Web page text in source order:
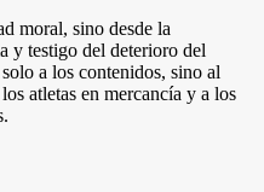
moral, sino desde la
y testigo del deterioro del
a los contenidos, sino al
atletas en mercancía y a los